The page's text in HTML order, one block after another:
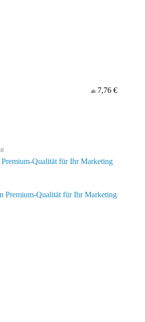
ab 7,76 €
Premium-Qualität für Ihr Marketing